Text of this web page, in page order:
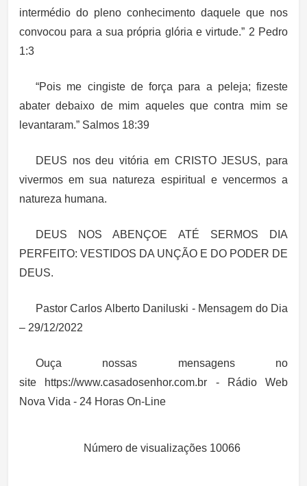
intermédio do pleno conhecimento daquele que nos
convocou para a sua própria glória e virtude.” 2 Pedro
1:3
“Pois me cingiste de força para a peleja; fizeste
abater debaixo de mim aqueles que contra mim se
levantaram.” Salmos 18:39
DEUS nos deu vitória em CRISTO JESUS, para
vivermos em sua natureza espiritual e vencermos a
natureza humana.
DEUS NOS ABENÇOE ATÉ SERMOS DIA
PERFEITO: VESTIDOS DA UNÇÃO E DO PODER DE
DEUS.
Pastor Carlos Alberto Daniluski - Mensagem do Dia
– 29/12/2022
Ouça nossas mensagens no
site https://www.casadosenhor.com.br - Rádio Web
Nova Vida - 24 Horas On-Line
Número de visualizações 10066